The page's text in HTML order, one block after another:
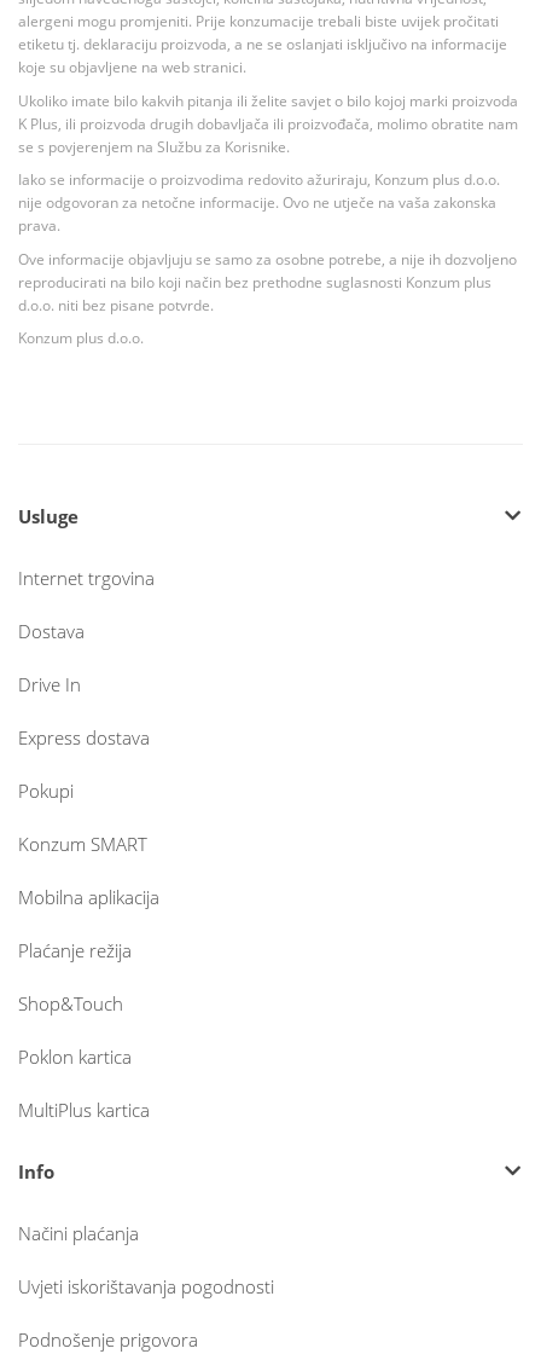
alergeni mogu promjeniti. Prije konzumacije trebali biste uvijek pročitati
etiketu tj. deklaraciju proizvoda, a ne se oslanjati isključivo na informacije
koje su objavljene na web stranici.
Ukoliko imate bilo kakvih pitanja ili želite savjet o bilo kojoj marki proizvoda
K Plus, ili proizvoda drugih dobavljača ili proizvođača, molimo obratite nam
se s povjerenjem na Službu za Korisnike.
Iako se informacije o proizvodima redovito ažuriraju, Konzum plus d.o.o.
nije odgovoran za netočne informacije. Ovo ne utječe na vaša zakonska
prava.
Ove informacije objavljuju se samo za osobne potrebe, a nije ih dozvoljeno
reproducirati na bilo koji način bez prethodne suglasnosti Konzum plus
d.o.o. niti bez pisane potvrde.
Konzum plus d.o.o.
Usluge
Internet trgovina
Dostava
Drive In
Express dostava
Pokupi
Konzum SMART
Mobilna aplikacija
Plaćanje režija
Shop&Touch
Poklon kartica
MultiPlus kartica
Info
Načini plaćanja
Uvjeti iskorištavanja pogodnosti
Podnošenje prigovora